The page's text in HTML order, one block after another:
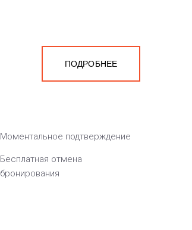
ПОДРОБНЕЕ
Моментальное подтверждение
Бесплатная отмена
бронирования